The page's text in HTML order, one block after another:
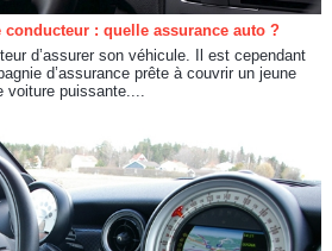
: quelle assurance auto ?
d’assurer son véhicule. Il est cependant
d’assurance prête à couvrir un jeune
voiture puissante....